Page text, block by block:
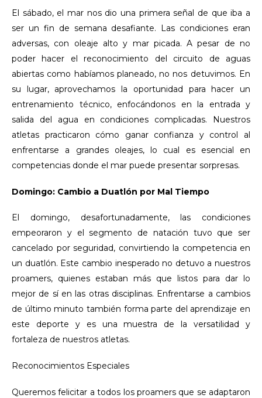
El sábado, el mar nos dio una primera señal de que iba a
ser un fin de semana desafiante. Las condiciones eran
adversas, con oleaje alto y mar picada. A pesar de no
poder hacer el reconocimiento del circuito de aguas
abiertas como habíamos planeado, no nos detuvimos. En
su lugar, aprovechamos la oportunidad para hacer un
entrenamiento técnico, enfocándonos en la entrada y
salida del agua en condiciones complicadas. Nuestros
atletas practicaron cómo ganar confianza y control al
enfrentarse a grandes oleajes, lo cual es esencial en
competencias donde el mar puede presentar sorpresas.
Domingo: Cambio a Duatlón por Mal Tiempo
El domingo, desafortunadamente, las condiciones
empeoraron y el segmento de natación tuvo que ser
cancelado por seguridad, convirtiendo la competencia en
un duatlón. Este cambio inesperado no detuvo a nuestros
proamers, quienes estaban más que listos para dar lo
mejor de sí en las otras disciplinas. Enfrentarse a cambios
de último minuto también forma parte del aprendizaje en
este deporte y es una muestra de la versatilidad y
fortaleza de nuestros atletas.
Reconocimientos Especiales
Queremos felicitar a todos los proamers que se adaptaron